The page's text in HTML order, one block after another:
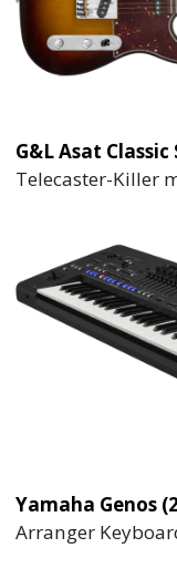
G&L Asat
Telecaster-Killer
Yamaha Genos
Arranger